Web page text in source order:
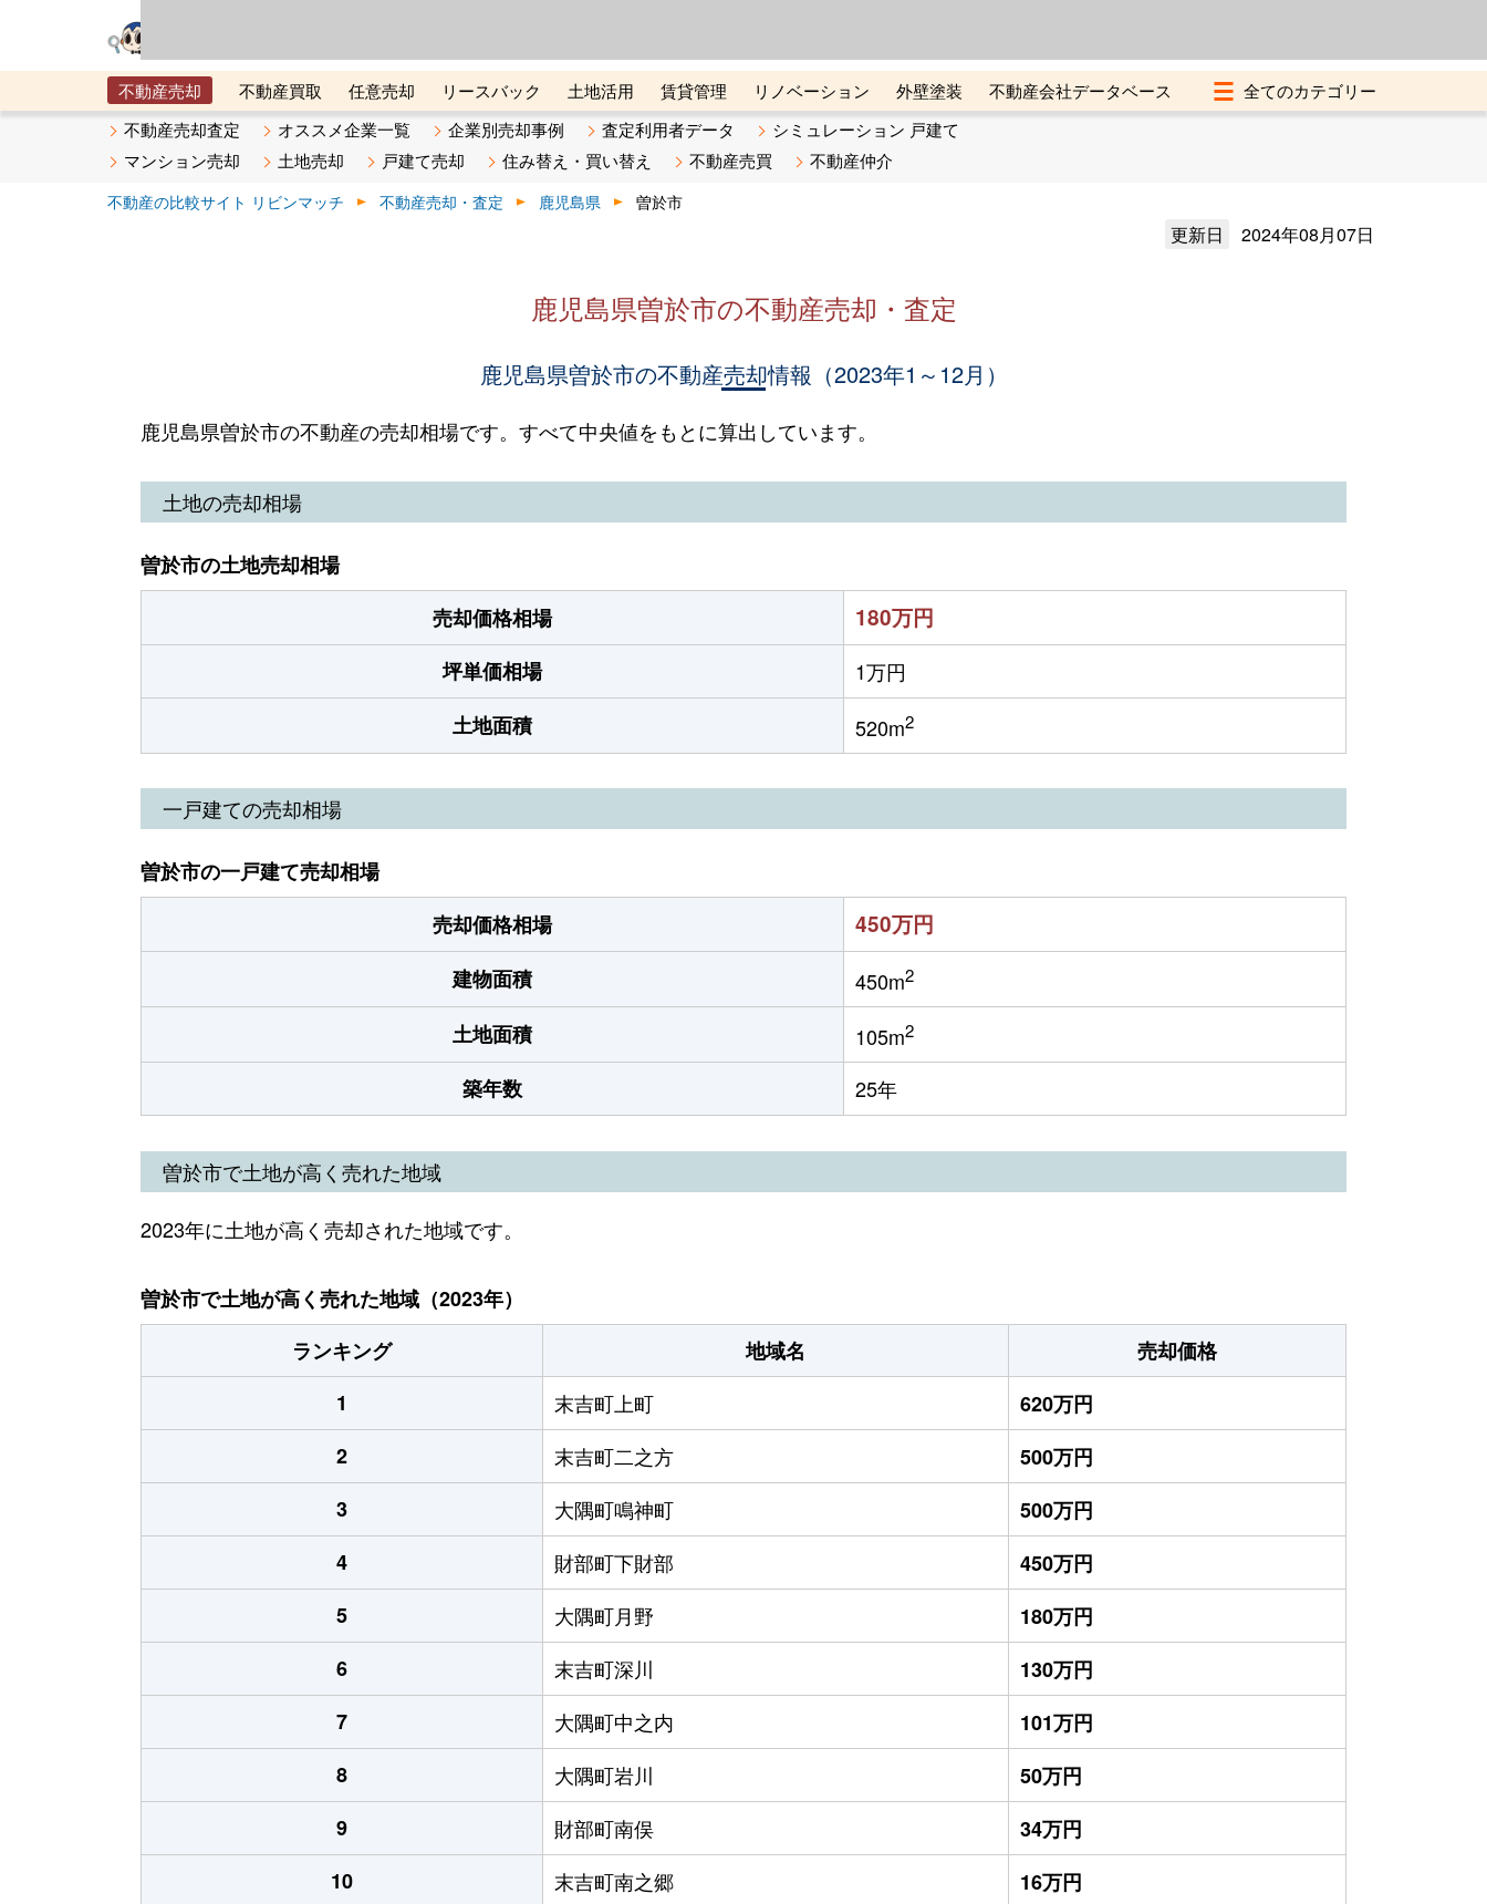
不動産売却 不動産買取 任意売却 リースバック 土地活用 賃貸管理 リノベーション 外壁塗装
不動産会社データベース
メタ住宅展示場
ベスト不動産カンパニー オンライン講座 リビンマガジンBiz 不動産売却ご相談デスク
不動産売却査定 オススメ企業一覧 企業別売却事例 査定利用者データ
シミュレーション 戸建て
マンション売却
土地売却 戸建て売却 住み替え・買い替え 不動産売買 不動産仲介
不動産の比較サイト リビンマッチ 不動産売却・査定 鹿児島県 曽於市
更新日 2024年08月07日
鹿児島県曽於市の不動産売却・査定
鹿児島県曽於市の不動産売却情報（2023年1～12月）
鹿児島県曽於市の不動産の売却相場です。すべて中央値をもとに算出しています。
土地の売却相場
曽於市の土地売却相場
売却価格相場
180万円
坪単価相場
1万円
土地面積
520m2
一戸建ての売却相場
曽於市の一戸建て売却相場
売却価格相場
450万円
建物面積 450m2
土地面積 105m2
築年数 25年
曽於市で土地が高く売れた地域
2023年に土地が高く売却された地域です。
曽於市で土地が高く売れた地域（2023年）
ランキング
地域名
売却価格
1
末吉町上町
620万円
2
末吉町二之方
500万円
3
大隅町鳴神町
500万円
4
財部町下財部
450万円
5
大隅町月野
180万円
6
末吉町深川
130万円
7
大隅町中之内
101万円
8
大隅町岩川
50万円
9
財部町南俣
34万円
10
末吉町南之郷 16万円